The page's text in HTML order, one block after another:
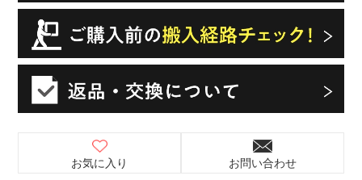
お気に入り お問い合わせ